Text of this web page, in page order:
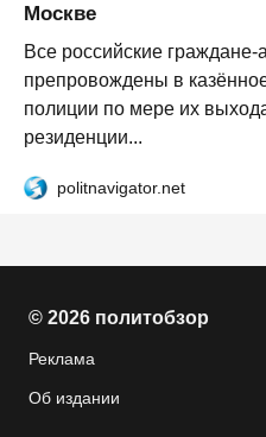
Москве
Все российские
препровождены в
полиции по мере их
резиденции...
politnavigator.net
© 2026 политобзор
Реклама
Об издании